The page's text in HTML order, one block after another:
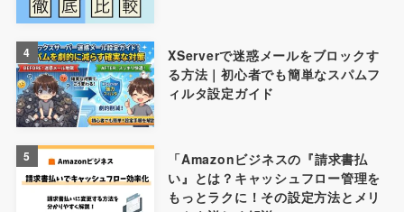
4
XServerで迷惑メールをブロックす
る方法｜初心者でも簡単なスパムフ
ィルタ設定ガイド
5
「Amazonビジネスの『請求書払
い』とは？キャッシュフロー管理を
もっとラクに！その設定方法とメリ